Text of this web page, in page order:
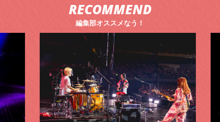
RECOMMEND
編集部オススメなう！